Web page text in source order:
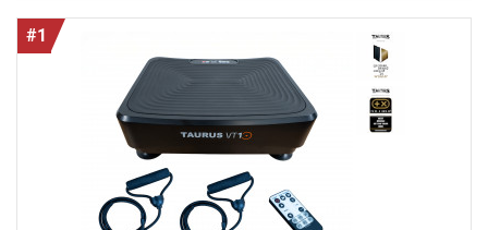
#1